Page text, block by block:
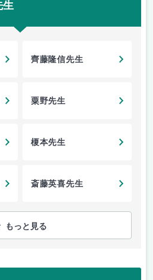
生
齊藤隆信先生
粟野先生
榎本先生
斎藤英喜先生
もっと見る